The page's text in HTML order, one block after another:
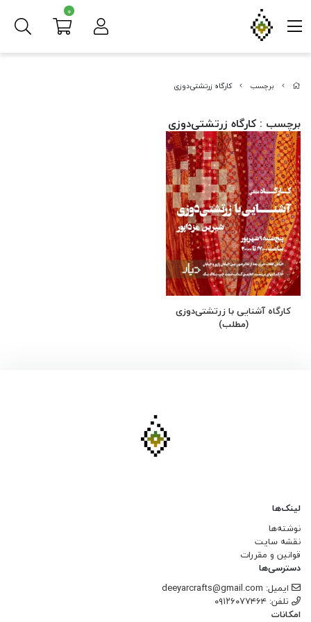
برچسب کارگاه زرتشتی‌دوزی
برچسب : کارگاه زرتشتی‌دوزی
کارگاه آشنایی با زرتشتی‌دوزی
(مطلب)
لینک‌ها
نوشته‌ها
نقشه سایت
قوانین و مقررات
دسترسی‌ها
ایمیل: deeyarcrafts@gmail.com
تلفن: ۰۹۱۲۶۰۷۷۴۶۴
امکانات
0